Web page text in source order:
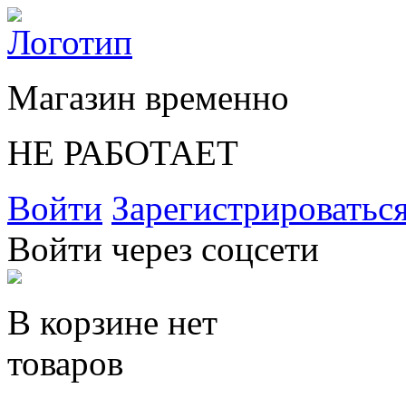
Магазин временно
НЕ РАБОТАЕТ
Войти
Войти через соцсети
В корзине нет
товаров